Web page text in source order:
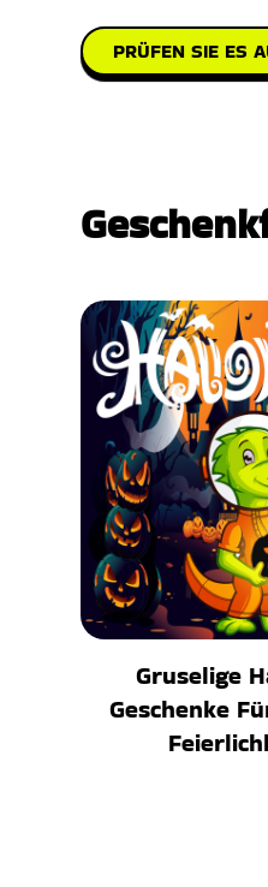
PRÜFEN SIE ES
Gruselige
Geschenke